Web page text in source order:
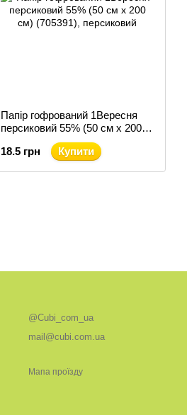
Папір гофрований 1Вересня
персиковий 55% (50 см х 200
см) (705391)
18.5 грн
Купити
@Cubi_com_ua
mail@cubi.com.ua
Мапа проїзду